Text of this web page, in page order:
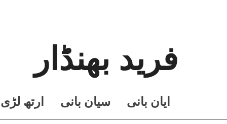
فرید بھنڈار
ايان بانی سيان بانی ارتھ لڑی